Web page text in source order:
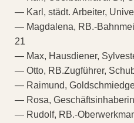
— Karl, städt. Arbeiter,
— Magdalena, RB.-
21
— Max, Hausdiener,
— Otto, RB.Zugführer,
— Raimund,
— Rosa,
— Rudolf, RB.-